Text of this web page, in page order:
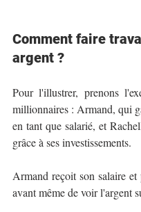
Comment faire
argent ?
Pour l'illustrer, prenons
millionnaires : Armand, qui
en tant que salarié, et
grâce à ses investissements.
Armand reçoit son salaire et
avant même de voir l'argent